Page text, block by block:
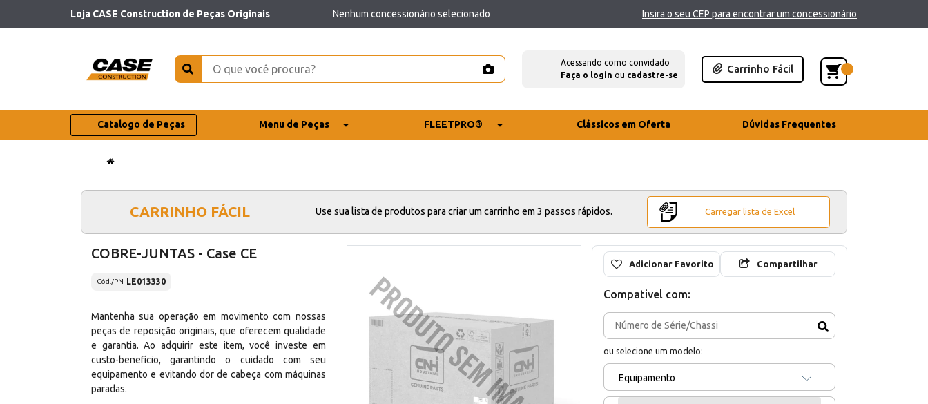
Loja CASE Construction de Peças Originais Nenhum concessionário selecionado Insira o seu CEP para encontrar um concessionário
Acessando como convidado
Faça o login ou cadastre-se
Carrinho Fácil
Catalogo de Peças Menu de Peças FLEETPRO® Clássicos em Oferta Dúvidas Frequentes
CARRINHO FÁCIL Use sua lista de produtos para criar um carrinho em 3 passos rápidos. Carregar lista de Excel
COBRE-JUNTAS - Case CE
Cód./PN LE013330
Mantenha sua operação em movimento com nossas
peças de reposição originais, que oferecem qualidade
e garantia. Ao adquirir este item, você investe em
custo-benefício, garantindo o cuidado com seu
equipamento e evitando dor de cabeça com máquinas
paradas.
Adicionar Favorito Compartilhar
Compativel com:
ou selecione um modelo:
Equipamento